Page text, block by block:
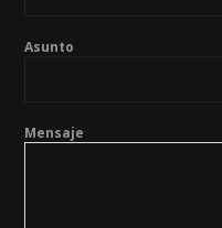
Asunto
Mensaje